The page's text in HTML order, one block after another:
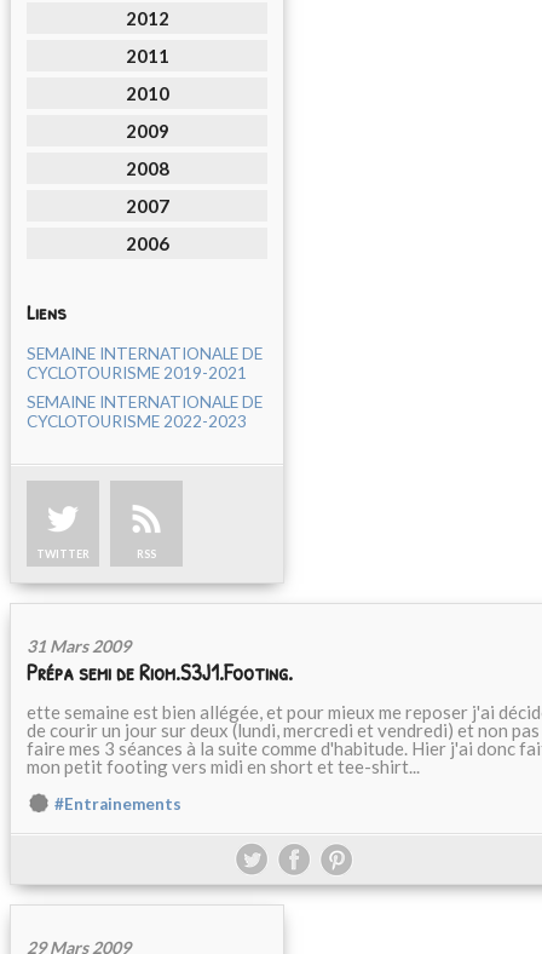
2012
2011
2010
2009
2008
2007
2006
Liens
SEMAINE INTERNATIONALE DE
CYCLOTOURISME 2019-2021
SEMAINE INTERNATIONALE DE
CYCLOTOURISME 2022-2023
TWITTER RSS
31 Mars 2009
Prépa semi de Riom.S3J1.Footing.
ette semaine est bien allégée, et pour mieux me reposer j'ai
de courir un jour sur deux (lundi, mercredi et vendredi) et non pas
faire mes 3 séances à la suite comme d'habitude. Hier j'ai donc
mon petit footing vers midi en short et tee-shirt...
#Entrainements
29 Mars 2009